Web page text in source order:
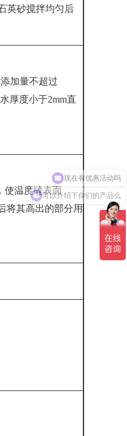
英砂搅拌均匀后
加量不超过
厚度小于2mm直
使温度缝表面
将其高出的部分用
可以介绍下你们的产品么